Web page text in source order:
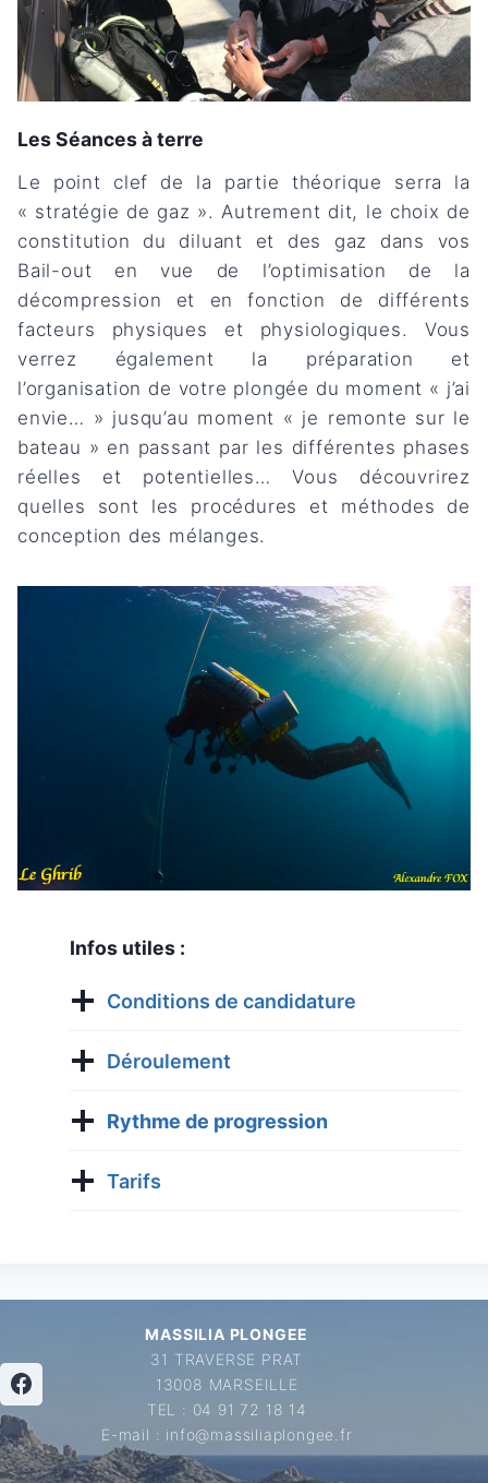
Les Séances à terre
Le point clef de la partie théorique serra la
« stratégie de gaz ». Autrement dit, le choix de
constitution du diluant et des gaz dans vos
Bail-out en vue de l’optimisation de la
décompression et en fonction de différents
facteurs physiques et physiologiques. Vous
verrez également la préparation et
l’organisation de votre plongée du moment « j’ai
envie… » jusqu’au moment « je remonte sur le
bateau » en passant par les différentes phases
réelles et potentielles… Vous découvrirez
quelles sont les procédures et méthodes de
conception des mélanges.
Infos utiles :
Conditions de candidature
Déroulement
Rythme de progression
Tarifs
MASSILIA PLONGEE
31 TRAVERSE PRAT
13008 MARSEILLE
TEL : 04 91 72 18 14
E-mail : info@massiliaplongee.fr